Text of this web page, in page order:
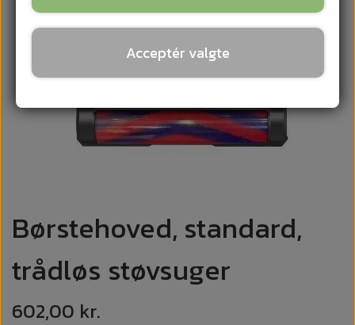
Børstehoved, standard,
trådløs støvsuger
602,00 kr.
Acceptér valgte